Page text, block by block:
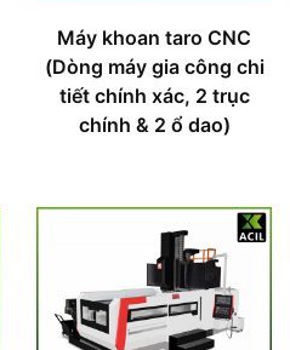
Máy khoan taro CNC
(Dòng máy gia công chi
tiết chính xác, 2 trục
chính & 2 ổ dao)